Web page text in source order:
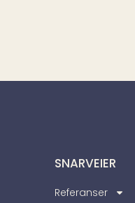
SNARVEIER
Referanser